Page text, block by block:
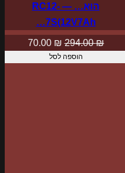
הוא… — RC12-
7S(12V7Ah…
294.00₪
המחיר
המקורי
70.00 ₪
המחיר
הוספה לסל